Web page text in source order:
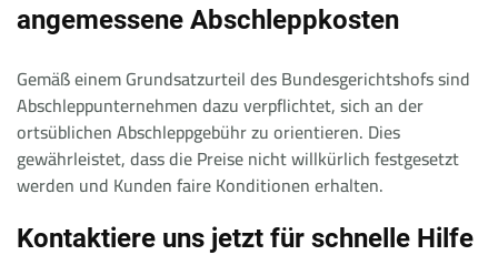
angemessene Abschleppkosten
Gemäß einem Grundsatzurteil des Bundesgerichtshofs sind
Abschleppunternehmen dazu verpflichtet, sich an der
ortsüblichen Abschleppgebühr zu orientieren. Dies
gewährleistet, dass die Preise nicht willkürlich festgesetzt
werden und Kunden faire Konditionen erhalten.
Kontaktiere uns jetzt für schnelle Hilfe